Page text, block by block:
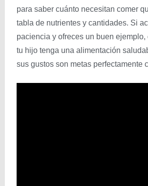
para saber cuánto necesitan comer
tabla de nutrientes y cantidades. Si
paciencia y ofreces un buen
tu hijo tenga una alimentación
sus gustos son metas perfectamente